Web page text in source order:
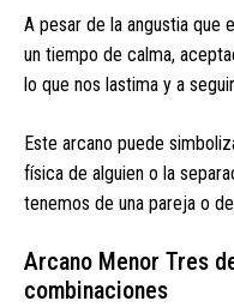
A pesar de la angustia que
un tiempo de calma,
lo que nos lastima y a
Este arcano puede
física de alguien o la
tenemos de una pareja o
Arcano Menor Tres
combinaciones